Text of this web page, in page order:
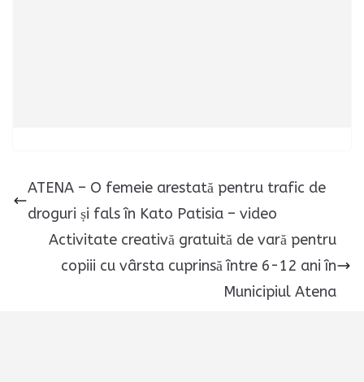
ATENA – O femeie arestată pentru trafic de
droguri și fals în Kato Patisia – video
Activitate creativă gratuită de vară pentru
copiii cu vârsta cuprinsă între 6-12 ani în
Municipiul Atena